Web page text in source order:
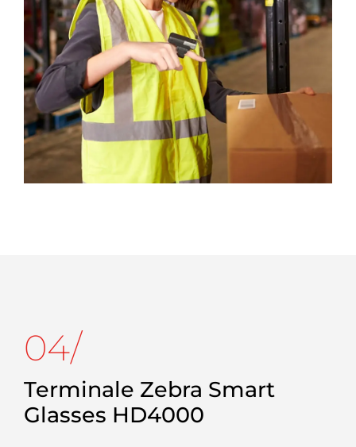
04/
Terminale Zebra Smart
Glasses HD4000